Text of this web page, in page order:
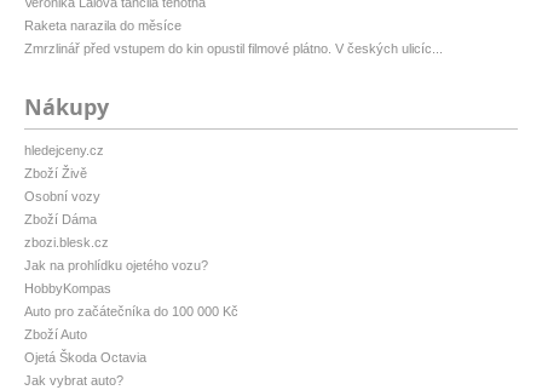
Raketa narazila do měsíce
Zmrzlinář před vstupem do kin opustil filmové plátno. V českých ulicíc...
Nákupy
hledejceny.cz
Zboží Živě
Osobní vozy
Zboží Dáma
zbozi.blesk.cz
Jak na prohlídku ojetého vozu?
HobbyKompas
Auto pro začátečníka do 100 000 Kč
Zboží Auto
Ojetá Škoda Octavia
Jak vybrat auto?